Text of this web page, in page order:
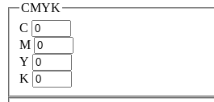
CMYK
C
M
Y
K